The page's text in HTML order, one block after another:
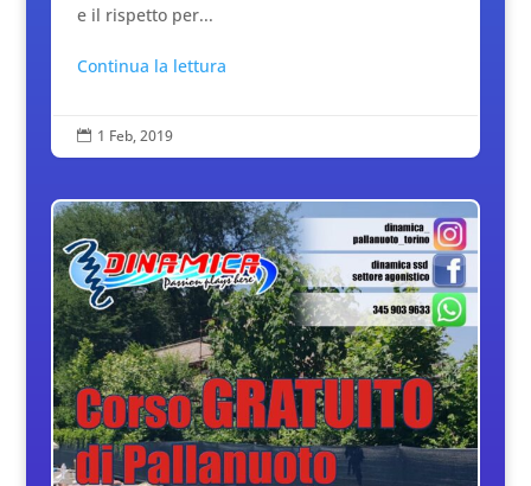
e il rispetto per...
Continua la lettura
 1 Feb, 2019